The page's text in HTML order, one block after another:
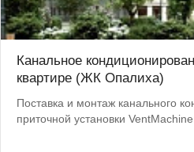
Канальное
квартире (ЖК Опалиха)
Поставка и монтаж канального
приточной установки VentMachine